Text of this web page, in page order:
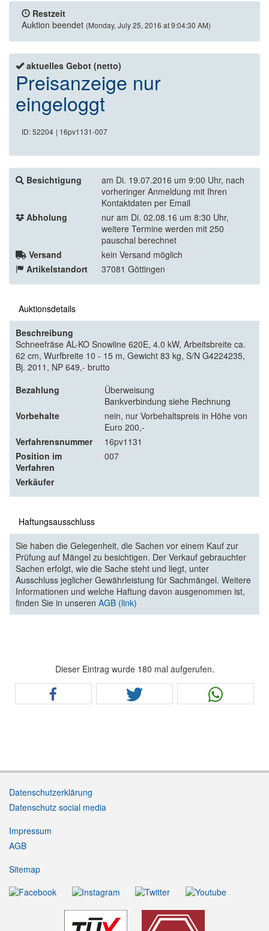
Restzeit
Auktion beendet (Monday, July 25, 2016 at 9:04:30 AM)
aktuelles Gebot (netto)
Preisanzeige nur
eingeloggt
ID: 52204 | 16pv1131-007
Besichtigung
am Di. 19.07.2016 um 9:00 Uhr, nach
vorheringer Anmeldung mit Ihren
Kontaktdaten per Email
Abholung
nur am Di. 02.08.16 um 8:30 Uhr,
weitere Termine werden mit 250
pauschal berechnet
Versand
kein Versand möglich
Artikelstandort
37081 Göttingen
Auktionsdetails
Beschreibung
Schneefräse AL-KO Snowline 620E, 4.0 kW, Arbeitsbreite ca.
62 cm, Wurfbreite 10 - 15 m, Gewicht 83 kg, S/N G4224235,
Bj. 2011, NP 649,- brutto
Bezahlung
Überweisung
Bankverbindung siehe Rechnung
Vorbehalte
nein, nur Vorbehaltspreis in Höhe von
Euro 200,-
Verfahrensnummer
16pv1131
Position im
Verfahren
007
Verkäufer
Haftungsausschluss
Sie haben die Gelegenheit, die Sachen vor einem Kauf zur
Prüfung auf Mängel zu besichtigen. Der Verkauf gebrauchter
Sachen erfolgt, wie die Sache steht und liegt, unter
Ausschluss jeglicher Gewährleistung für Sachmängel. Weitere
Informationen und welche Haftung davon ausgenommen ist,
finden Sie in unseren AGB (link)
Dieser Eintrag wurde 180 mal aufgerufen.
Datenschutzerklärung
Datenschutz social media
Impressum
AGB
Sitemap